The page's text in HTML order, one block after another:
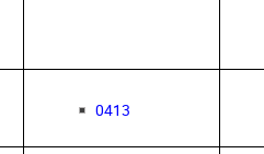
0413